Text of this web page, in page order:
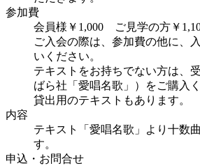
参加費
会員様￥1,000 ご見学の方￥
ご入会の際は、参加費の他に、
いください。
テキストをお持ちでない方は、
ばら社「愛唱名歌」）をご購入
貸出用のテキストもあります。
内容
テキスト「愛唱名歌」より十数
す。
申込・お問合せ